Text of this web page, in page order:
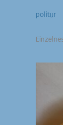
politur